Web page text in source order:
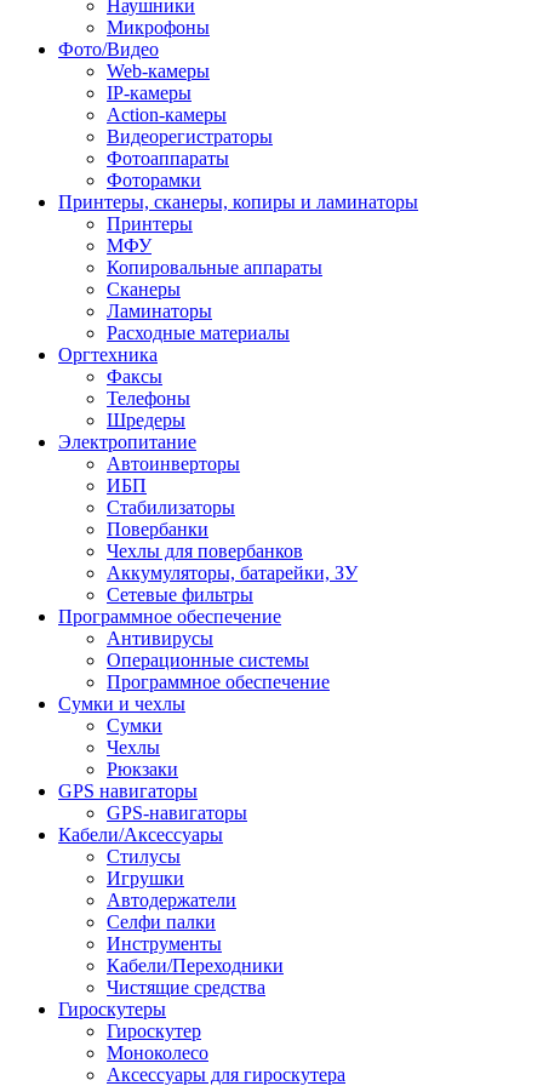
Наушники
Микрофоны
Фото/Видео
Web-камеры
IP-камеры
Action-камеры
Видеорегистраторы
Фотоаппараты
Фоторамки
Принтеры, сканеры, копиры и ламинаторы
Принтеры
МФУ
Копировальные аппараты
Сканеры
Ламинаторы
Расходные материалы
Оргтехника
Факсы
Телефоны
Шредеры
Электропитание
Автоинверторы
ИБП
Стабилизаторы
Повербанки
Чехлы для повербанков
Аккумуляторы, батарейки, ЗУ
Сетевые фильтры
Программное обеспечение
Антивирусы
Операционные системы
Программное обеспечение
Сумки и чехлы
Сумки
Чехлы
Рюкзаки
GPS навигаторы
GPS-навигаторы
Кабели/Аксессуары
Стилусы
Игрушки
Автодержатели
Селфи палки
Инструменты
Кабели/Переходники
Чистящие средства
Гироскутеры
Гироскутер
Моноколесо
Аксессуары для гироскутера